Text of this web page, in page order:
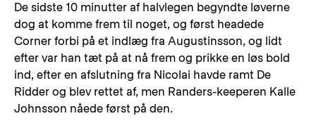
De sidste 10 minutter af halvlegen begyndte løverne
dog at komme frem til noget, og først headede
Corner forbi på et indlæg fra Augustinsson, og lidt
efter var han tæt på at nå frem og prikke en løs bold
ind, efter en afslutning fra Nicolai havde ramt De
Ridder og blev rettet af, men Randers-keeperen Kalle
Johnsson nåede først på den.